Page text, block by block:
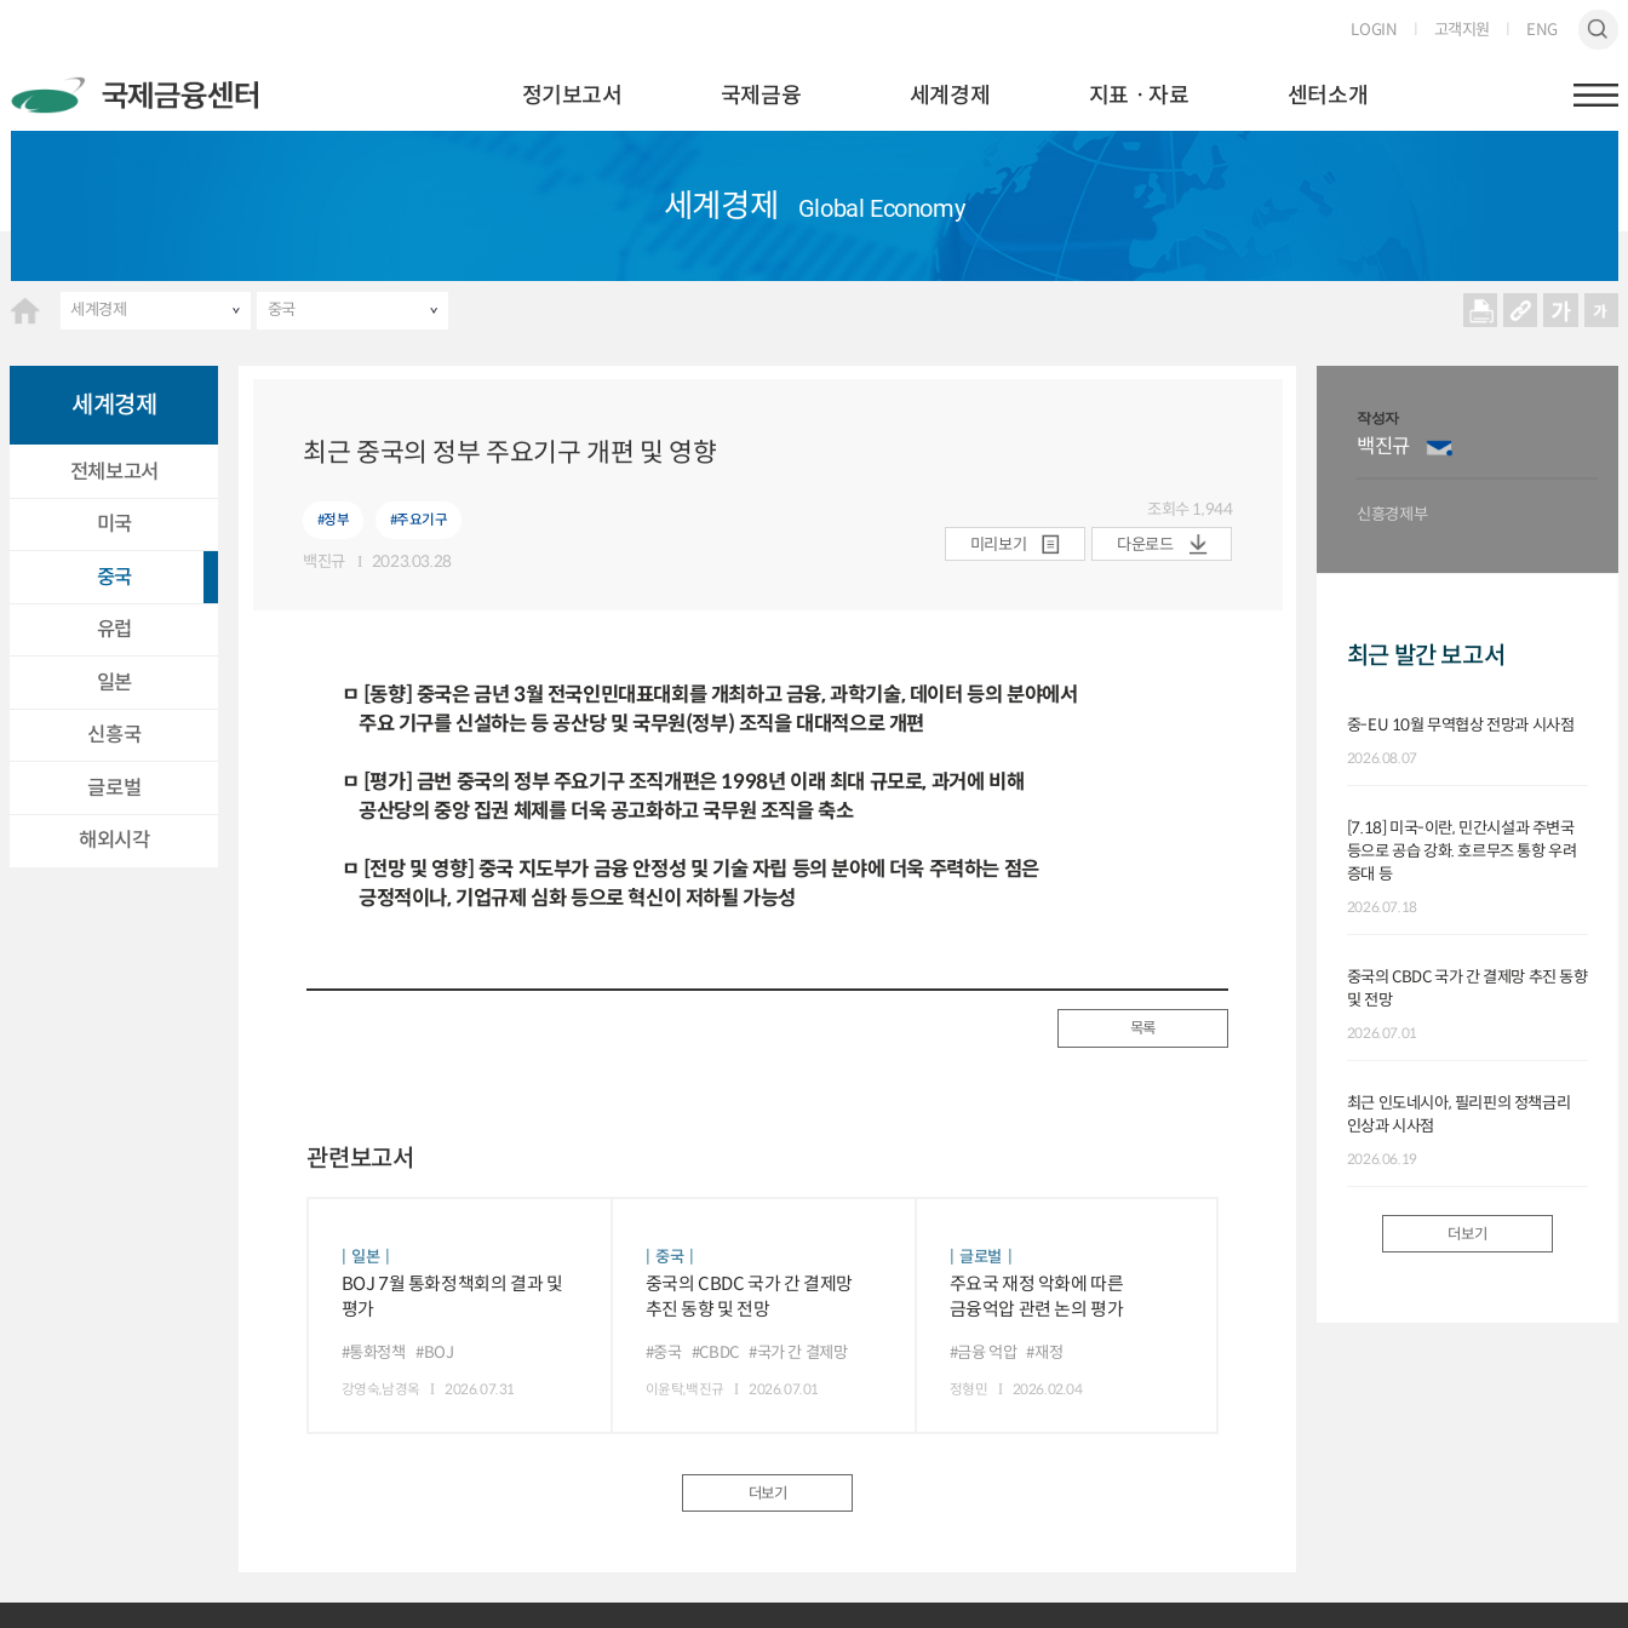
LOGIN 고객지원 ENG
정기보고서 국제금융 세계경제 지표ㆍ자료 센터소개
세계경제 Global Economy
세계경제 중국
세계경제
전체보고서
미국
중국
유럽
일본
신흥국
글로벌
해외시각
최근 중국의 정부 주요기구 개편 및 영향
#정부 #주요기구
백진규 2023.03.28
조회수 1,944
미리보기
다운로드
ㅁ [동향] 중국은 금년 3월 전국인민대표대회를 개최하고 금융, 과학기술, 데이터 등의 분야에서
주요 기구를 신설하는 등 공산당 및 국무원(정부) 조직을 대대적으로 개편
ㅁ [평가] 금번 중국의 정부 주요기구 조직개편은 1998년 이래 최대 규모로, 과거에 비해
공산당의 중앙 집권 체제를 더욱 공고화하고 국무원 조직을 축소
ㅁ [전망 및 영향] 중국 지도부가 금융 안정성 및 기술 자립 등의 분야에 더욱 주력하는 점은
긍정적이나, 기업규제 심화 등으로 혁신이 저하될 가능성
목록
관련보고서
일본
BOJ 7월 통화정책회의 결과 및
평가
#통화정책 #BOJ
강영숙,남경옥 2026.07.31
중국
중국의 CBDC 국가 간 결제망
추진 동향 및 전망
#중국 #CBDC #국가 간 결제망
이윤탁,백진규 2026.07.01
글로벌
주요국 재정 악화에 따른
금융억압 관련 논의 평가
#금융 억압 #재정
정형민 2026.02.04
더보기
작성자
백진규
신흥경제부
최근 발간 보고서
중-EU 10월 무역협상 전망과 시사점
2026.08.07
[7.18] 미국-이란, 민간시설과 주변국
등으로 공습 강화. 호르무즈 통항 우려
증대 등
2026.07.18
중국의 CBDC 국가 간 결제망 추진 동향
및 전망
2026.07.01
최근 인도네시아, 필리핀의 정책금리
인상과 시사점
2026.06.19
더보기